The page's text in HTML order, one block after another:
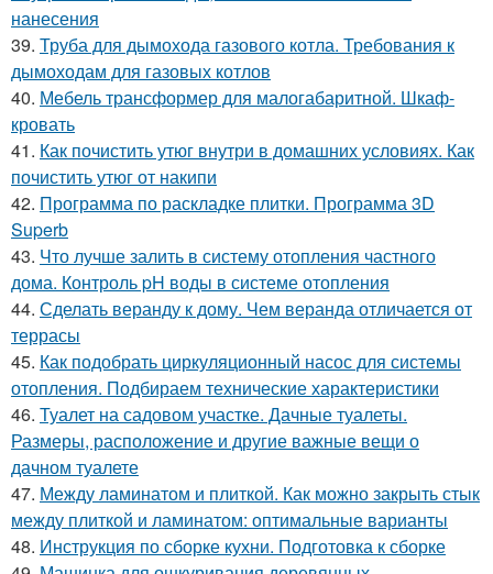
нанесения
39. Труба для дымохода газового котла. Требования к
дымоходам для газовых котлов
40. Мебель трансформер для малогабаритной. Шкаф-
кровать
41. Как почистить утюг внутри в домашних условиях. Как
почистить утюг от накипи
42. Программа по раскладке плитки. Программа 3D
Superb
43. Что лучше залить в систему отопления частного
дома. Контроль pH воды в системе отопления
44. Сделать веранду к дому. Чем веранда отличается от
террасы
45. Как подобрать циркуляционный насос для системы
отопления. Подбираем технические характеристики
46. Туалет на садовом участке. Дачные туалеты.
Размеры, расположение и другие важные вещи о
дачном туалете
47. Между ламинатом и плиткой. Как можно закрыть стык
между плиткой и ламинатом: оптимальные варианты
48. Инструкция по сборке кухни. Подготовка к сборке